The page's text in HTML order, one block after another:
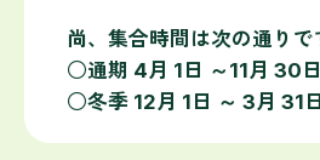
尚、集合時間は次の通りで
○通期 4月 1日 ～11月 30
○冬季 12月 1日 ～ 3月 31